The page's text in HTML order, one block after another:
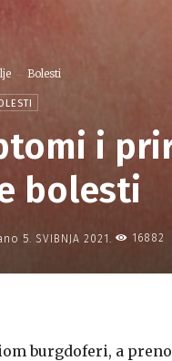
Bolesti
i
bolesti
5. SVIBNJA 2021. 16882
burgdoferi, a